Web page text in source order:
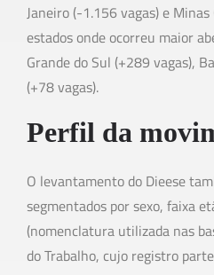
Janeiro (-1.156 vagas) e
estados onde ocorreu maior
Grande do Sul (+289 vagas),
(+78 vagas).
Perfil da
O levantamento do Dieese
segmentados por sexo, faixa
(nomenclatura utilizada nas
do Trabalho, cujo registro